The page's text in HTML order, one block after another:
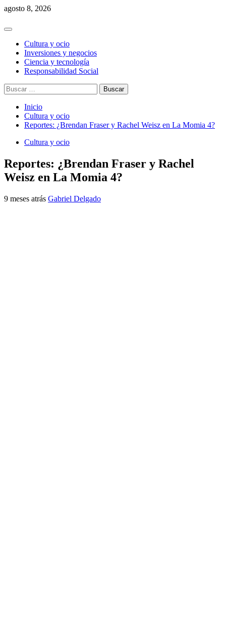
Saltar
contenido
agosto 8, 2026
Menú
principalCultura y ocio
Inversiones y negocios
Ciencia y tecnología
Responsabilidad Social
Buscar:
Inicio
Cultura y ocio
Reportes: ¿Brendan Fraser y Rachel Weisz en La Momia 4?
Cultura y ocio
Reportes: ¿Brendan Fraser y Rachel
Weisz en La Momia 4?
9 meses atrás Gabriel Delgado